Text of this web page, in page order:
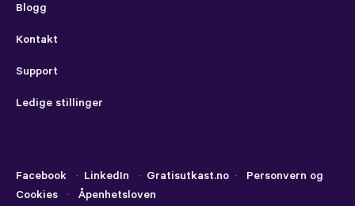
Blogg
Kontakt
Support
Ledige stillinger
Facebook · LinkedIn · Gratisutkast.no · Personvern og
Cookies · Åpenhetsloven